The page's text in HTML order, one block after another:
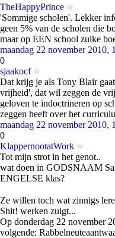
TheHappyPrince
'Sommige scholen'. Lekker
geen 5% van de scholen die
maar op EEN school zulke
maandag 22 november 2010,
0
sjaakocf
Dat krijg je als Tony Blair
vrijheid', dat wil zeggen de
geloven te indoctrineren op
zeggen heeft over het
maandag 22 november 2010,
0
KlappernootatWork
Tot mijn strot in het genot..
wat doen in GODSNAAM
ENGELSE klas?
Ze willen toch wat zinnigs
Shit! werken zuigt...
Op donderdag 22 november
volgende: